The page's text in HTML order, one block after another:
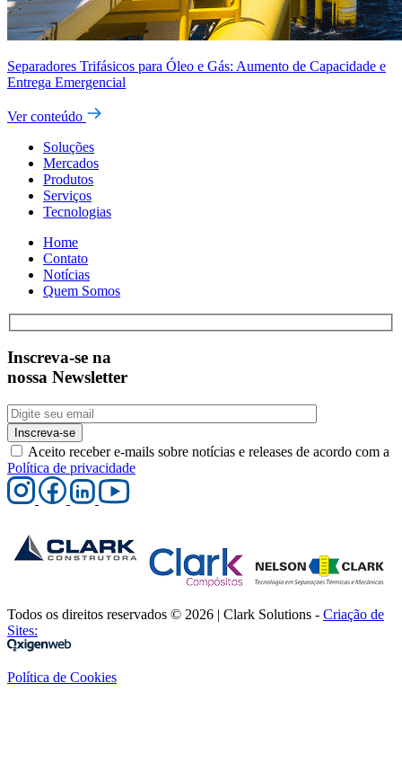
Separadores Trifásicos para Óleo e Gás: Aumento de Capacidade e
Entrega Emergencial
Ver conteúdo
Soluções
Mercados
Produtos
Serviços
Tecnologias
Home
Contato
Notícias
Quem Somos
Inscreva-se na
nossa Newsletter
Inscreva-se
Aceito receber e-mails sobre notícias e releases de acordo com a
Política de privacidade
Todos os direitos reservados © 2026 | Clark Solutions - Criação de
Sites:
Política de Cookies